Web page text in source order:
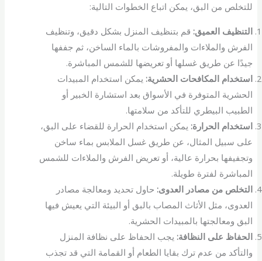
للتخلص من البق، يمكن اتباع الخطوات التالية:
التنظيف العميق: قم بتنظيف المنزل بشكل دقيق، وتنظيف
الفرش والملاءات والمفروشات بالماء الساخن، ثم جففها
جيدًا عن طريق غسلها أو تعريضها للشمس المباشرة.
استخدام المكافحات الحشرية: يمكن استخدام المبيدات
الحشرية المتوفرة في الأسواق بعد استشارة الخبير أو
الطبيب البيطري للتأكد من سلامتها.
استخدام الحرارة: يمكن استخدام الحرارة للقضاء على البق،
على سبيل المثال، عن طريق غسل الملابس بماء ساخن
وتجفيفها بحرارة عالية، أو تعريض الفرش والملاءات للشمس
المباشرة لفترة طويلة.
التخلص من مصادر العدوى: حاول تحديد ومعالجة مصادر
العدوى، مثل الأثاث المصاب بالبق أو البيئة التي يعيش فيها
البق ومعالجتها بالمبيدات الحشرية.
الحفاظ على النظافة: يجب الحفاظ على نظافة المنزل
والتأكد من عدم ترك بقايا الطعام أو القمامة التي قد تجذب